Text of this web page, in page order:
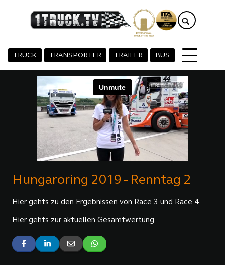
TRUCK TRANSPORTER TRAILER BUS
Hungaroring 2019 - Renntag 2
Hier gehts zu den Ergebnissen von Race 3 und Race 4
Hier gehts zur aktuellen Gesamtwertung